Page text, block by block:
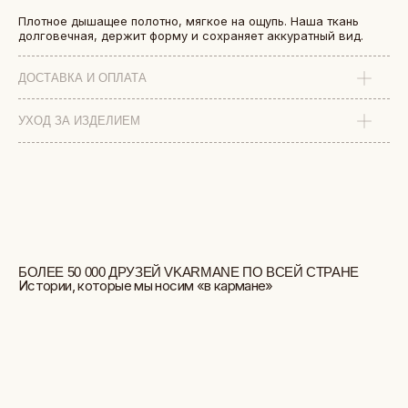
Плотное дышащее полотно, мягкое на ощупь. Наша ткань
долговечная, держит форму и сохраняет аккуратный вид.
ДОСТАВКА И ОПЛАТА
УХОД ЗА ИЗДЕЛИЕМ